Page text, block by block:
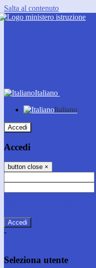
Salta al contenuto
Italiano
Italiano
Accedi
Accedi
button close ×
-
Seleziona utente